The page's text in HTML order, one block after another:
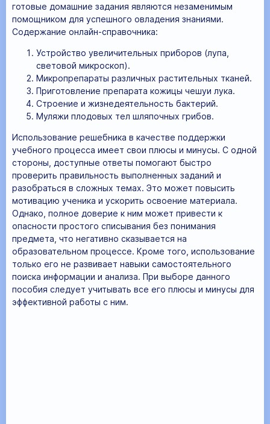
готовые домашние задания являются незаменимым
помощником для успешного овладения знаниями.
Содержание онлайн-справочника:
Устройство увеличительных приборов (лупа,
световой микроскоп).
Микропрепараты различных растительных тканей.
Приготовление препарата кожицы чешуи лука.
Строение и жизнедеятельность бактерий.
Муляжи плодовых тел шляпочных грибов.
Использование решебника в качестве поддержки
учебного процесса имеет свои плюсы и минусы. С одной
стороны, доступные ответы помогают быстро
проверить правильность выполненных заданий и
разобраться в сложных темах. Это может повысить
мотивацию ученика и ускорить освоение материала.
Однако, полное доверие к ним может привести к
опасности простого списывания без понимания
предмета, что негативно сказывается на
образовательном процессе. Кроме того, использование
только его не развивает навыки самостоятельного
поиска информации и анализа. При выборе данного
пособия следует учитывать все его плюсы и минусы для
эффективной работы с ним.